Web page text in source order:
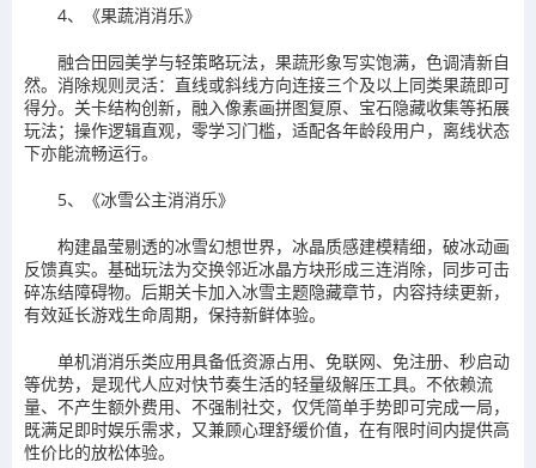
4、《果蔬消消乐》
融合田园美学与轻策略玩法，果蔬形象写实饱满，色调清新自
然。消除规则灵活：直线或斜线方向连接三个及以上同类果蔬即可
得分。关卡结构创新，融入像素画拼图复原、宝石隐藏收集等拓展
玩法；操作逻辑直观，零学习门槛，适配各年龄段用户，离线状态
下亦能流畅运行。
5、《冰雪公主消消乐》
构建晶莹剔透的冰雪幻想世界，冰晶质感建模精细，破冰动画
反馈真实。基础玩法为交换邻近冰晶方块形成三连消除，同步可击
碎冻结障碍物。后期关卡加入冰雪主题隐藏章节，内容持续更新，
有效延长游戏生命周期，保持新鲜体验。
单机消消乐类应用具备低资源占用、免联网、免注册、秒启动
等优势，是现代人应对快节奏生活的轻量级解压工具。不依赖流
量、不产生额外费用、不强制社交，仅凭简单手势即可完成一局，
既满足即时娱乐需求，又兼顾心理舒缓价值，在有限时间内提供高
性价比的放松体验。